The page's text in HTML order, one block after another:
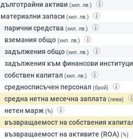
дълготрайни активи (хил. лв.)
материални запаси (хил. лв.)
парични средства (хил. лв.)
вземания общо (хил. лв.)
задължения общо (хил. лв.)
задължения към финансови
собствен капитал (хил. лв.)
средносписъчен персонал (брой)
средна нетна месечна заплата (лева)
нетен марж (%)
възвращаемост на собствения
възвращаемост на активите (ROA) (%)